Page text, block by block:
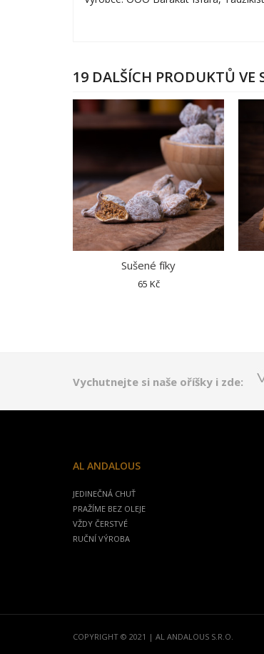
19 DALŠÍCH PRODUKTŮ VE
Sušené fíky
65 Kč
Vychutnejte si naše oříšky i zde:
AL ANDALOUS
JEDINEČNÁ CHUŤ
PRAŽÍME BEZ OLEJE
VŽDY ČERSTVÉ
RUČNÍ VÝROBA
COPYRIGHT © 2021 | AL ANDALOUS S.R.O.